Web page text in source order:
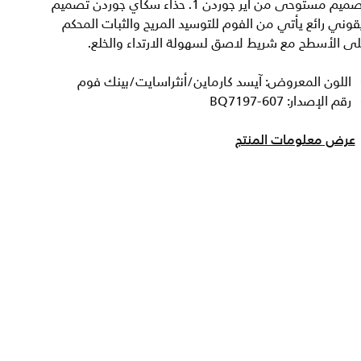
تصميم مستوحى من اير جوردن 1. حذاء سكاي جوردن تصميم
رائع يأتي من الفوم للتوسيد المريح والثبات المحكم
الأسطح مع شريط لاصق لسهولة الارتداء والخلع.
اللون المعروض: آيسد كارماين/أنثراسايت/بينك فوم
رقم الإصدار: BQ7197-607
عرض معلومات المنتج